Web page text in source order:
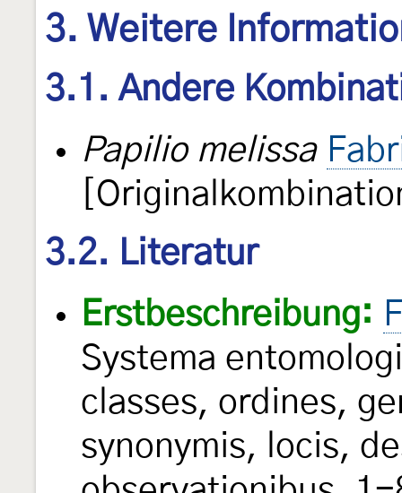
3. Weitere
3.1. Andere
Papilio melissa
3.2. Literatur
Erstbeschreibung:
Systema
classes, ordines,
synonymis, locis,